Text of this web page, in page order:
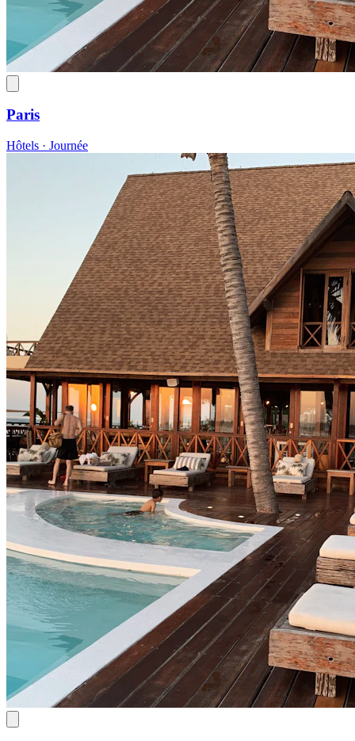
Paris
Hôtels · Journée